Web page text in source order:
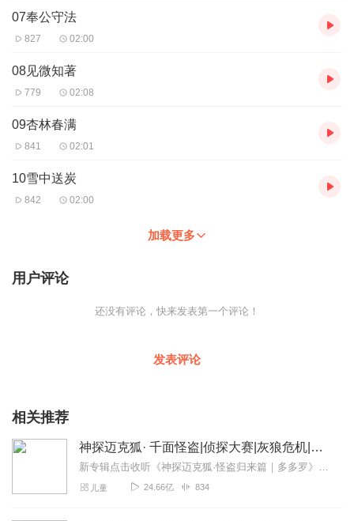
07奉公守法
827 02:00
08见微知著
779 02:08
09杏林春满
841 02:01
10雪中送炭
842 02:00
加载更多
用户评论
还没有评论，快来发表第一个评论！
发表评论
相关推荐
神探迈克狐· 千面怪盗|侦探大赛|灰狼危机|多多罗
新专辑点击收听《神探迈克狐·怪盗归来篇｜多多罗》！！！>>>点击进入主播橱窗购买《神探迈克狐》系列图书吧!<<<多多罗故事【点击前往】收听多多罗其他好玩有趣的故...
儿童 24.66亿 834